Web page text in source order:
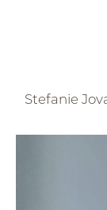
Stefanie